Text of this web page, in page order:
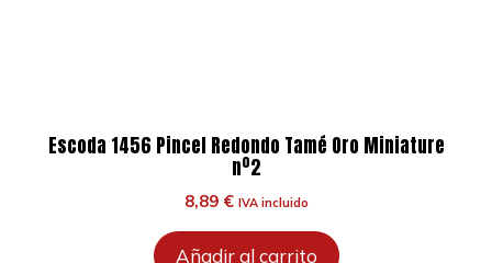
Escoda 1456 Pincel Redondo Tamé Oro Miniature
nº2
8,89 € IVA incluido
Añadir al carrito